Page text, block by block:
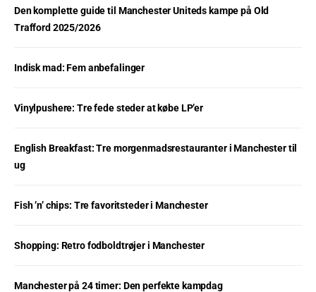
Den komplette guide til Manchester Uniteds kampe på Old
Trafford 2025/2026
Indisk mad: Fem anbefalinger
Vinylpushere: Tre fede steder at købe LP’er
English Breakfast: Tre morgenmadsrestauranter i Manchester til
ug
Fish ’n’ chips: Tre favoritsteder i Manchester
Shopping: Retro fodboldtrøjer i Manchester
Manchester på 24 timer: Den perfekte kampdag